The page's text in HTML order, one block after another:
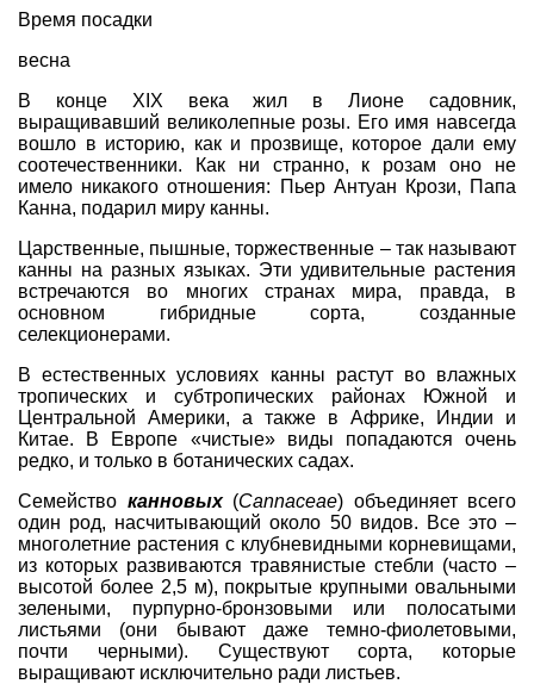
Время посадки
весна
В конце XIX века жил в Лионе садовник,
выращивавший великолепные розы. Его имя навсегда
вошло в историю, как и прозвище, которое дали ему
соотечественники. Как ни странно, к розам оно не
имело никакого отношения: Пьер Антуан Крози, Папа
Канна, подарил миру канны.
Царственные, пышные, торжественные – так называют
канны на разных языках. Эти удивительные растения
встречаются во многих странах мира, правда, в
основном гибридные сорта, созданные
селекционерами.
В естественных условиях канны растут во влажных
тропических и субтропических районах Южной и
Центральной Америки, а также в Африке, Индии и
Китае. В Европе «чистые» виды попадаются очень
редко, и только в ботанических садах.
Семейство канновых (Cannaceae) объединяет всего
один род, насчитывающий около 50 видов. Все это –
многолетние растения с клубневидными корневищами,
из которых развиваются травянистые стебли (часто –
высотой более 2,5 м), покрытые крупными овальными
зелеными, пурпурно-бронзовыми или полосатыми
листьями (они бывают даже темно-фиолетовыми,
почти черными). Существуют сорта, которые
выращивают исключительно ради листьев.